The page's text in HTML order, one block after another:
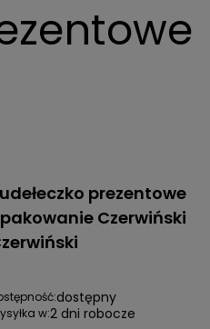
prezentowe
Czerwiński
dostępny
w:2 dni robocze